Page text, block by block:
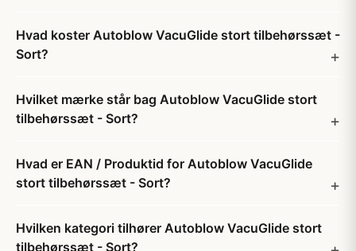
Hvad koster Autoblow VacuGlide stort tilbehørssæt -
Sort?
Hvilket mærke står bag Autoblow VacuGlide stort
tilbehørssæt - Sort?
Hvad er EAN / Produktid for Autoblow VacuGlide
stort tilbehørssæt - Sort?
Hvilken kategori tilhører Autoblow VacuGlide stort
tilbehørssæt - Sort?